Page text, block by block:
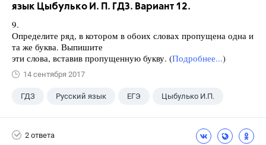
язык Цыбулько И. П. ГДЗ. Вариант 12.
9.
Определите ряд, в котором в обоих словах пропущена одна и
та же буква. Выпишите
эти слова, вставив пропущенную букву. (Подробнее...)
14 сентября 2017
ГДЗ Русский язык ЕГЭ Цыбулько И.П.
2 ответа